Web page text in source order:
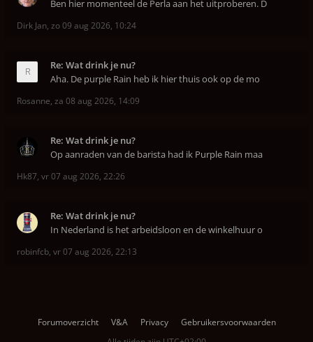
Ben hier momenteel de Perla aan het uitproberen. D
Dirk Jan, zo 09 aug 2026, 10:24
Re: Wat drink je nu?
Aha. De purple Rain heb ik hier thuis ook op de mo
Rosanne, za 08 aug 2026, 14:09
Re: Wat drink je nu?
Op aanraden van de barista had ik Purple Rain maa
Hk87, vr 07 aug 2026, 22:26
Re: Wat drink je nu?
In Nederland is het arbeidsloon en de winkelhuur o
robinfcb, vr 07 aug 2026, 22:13
Forumoverzicht V&A Privacy
Gebruikersvoorwaarden